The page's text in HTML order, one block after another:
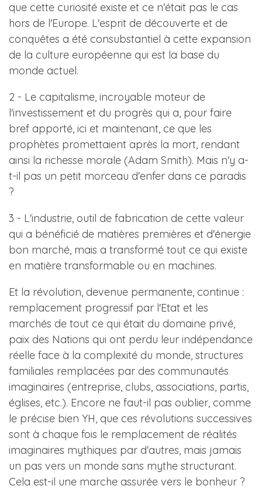
que cette curiosité existe et ce n'était pas le cas
hors de l'Europe. L'esprit de découverte et de
conquêtes a été consubstantiel à cette expansion
de la culture européenne qui est la base du
monde actuel.
2 - Le capitalisme, incroyable moteur de
l'investissement et du progrès qui a, pour faire
bref apporté, ici et maintenant, ce que les
prophètes promettaient après la mort, rendant
ainsi la richesse morale (Adam Smith). Mais n'y a-
t-il pas un petit morceau d'enfer dans ce paradis
?
3 - L'industrie, outil de fabrication de cette valeur
qui a bénéficié de matières premières et d'énergie
bon marché, mais a transformé tout ce qui existe
en matière transformable ou en machines.
Et la révolution, devenue permanente, continue :
remplacement progressif par l'Etat et les
marchés de tout ce qui était du domaine privé,
paix des Nations qui ont perdu leur indépendance
réelle face à la complexité du monde, structures
familiales remplacées par des communautés
imaginaires (entreprise, clubs, associations, partis,
églises, etc.). Encore ne faut-il pas oublier, comme
le précise bien YH, que ces révolutions successives
sont à chaque fois le remplacement de réalités
imaginaires mythiques par d'autres, mais jamais
un pas vers un monde sans mythe structurant.
Cela est-il une marche assurée vers le bonheur ?